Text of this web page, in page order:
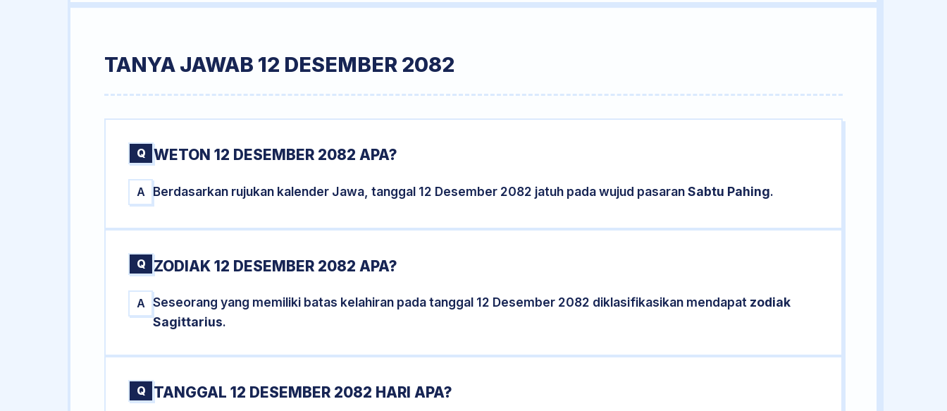
TANYA JAWAB 12 DESEMBER 2082
Q WETON 12 DESEMBER 2082 APA?
A Berdasarkan rujukan kalender Jawa, tanggal 12 Desember 2082 jatuh pada wujud pasaranSabtu Pahing.
Q ZODIAK 12 DESEMBER 2082 APA?
A Seseorang yang memiliki batas kelahiran pada tanggal 12 Desember 2082 diklasifikasikan mendapat zodiak
Sagittarius.
Q TANGGAL 12 DESEMBER 2082 HARI APA?